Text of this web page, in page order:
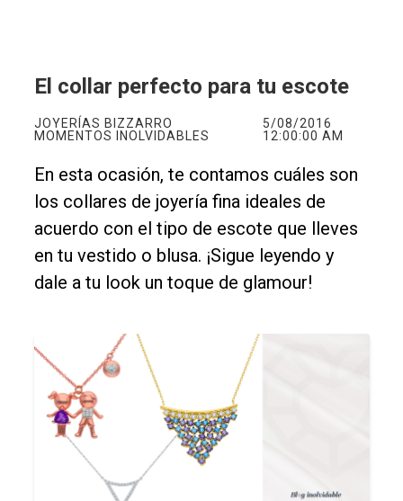
El collar perfecto para tu escote
JOYERÍAS BIZZARRO
MOMENTOS INOLVIDABLES
5/08/2016
12:00:00 AM
En esta ocasión, te contamos cuáles son
los collares de joyería fina ideales de
acuerdo con el tipo de escote que lleves
en tu vestido o blusa. ¡Sigue leyendo y
dale a tu look un toque de glamour!